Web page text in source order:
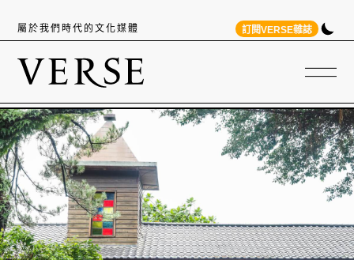
屬於我們時代的文化媒體 訂閱VERSE雜誌